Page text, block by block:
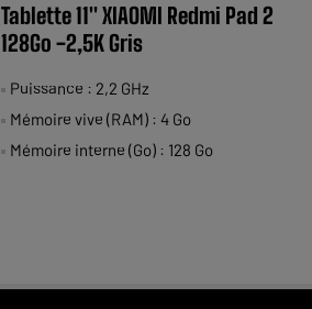
Tablette 11" XIAOMI Redmi Pad 2
128Go -2,5K Gris
Puissance : 2,2 GHz
Mémoire vive (RAM) : 4 Go
Mémoire interne (Go) : 128 Go